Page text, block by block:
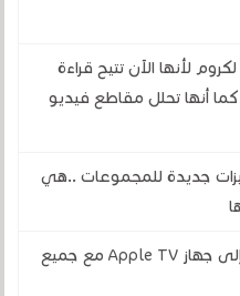
قم بتحميل إضافة ChatGPT لكروم لأنها الآن تتيح قراءة
أنها تحلل مقاطع فيديو
جديدة للمجموعات ..هي
تطبيق يقوم بتحويل تلفازك إلى جهاز Apple TV مع جميع